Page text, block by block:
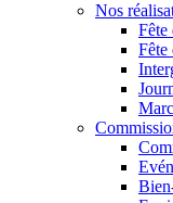
Nos
Fête
Fête